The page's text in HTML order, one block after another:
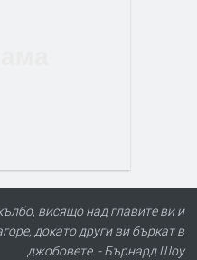
висящо над главите ви и
докато други ви бъркат в
джобовете. - Бърнард Шоу